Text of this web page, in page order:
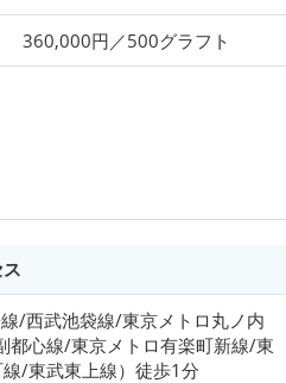
360,000円／500グラフト
/西武池袋線/東京メトロ丸ノ内
都心線/東京メトロ有楽町新線/東
/東武東上線）徒歩1分